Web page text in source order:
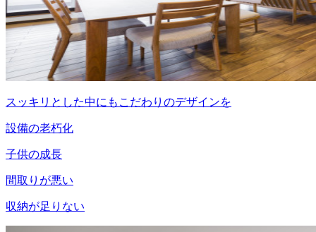
スッキリとした中にもこだわりのデザインを
設備の老朽化
子供の成長
間取りが悪い
収納が足りない